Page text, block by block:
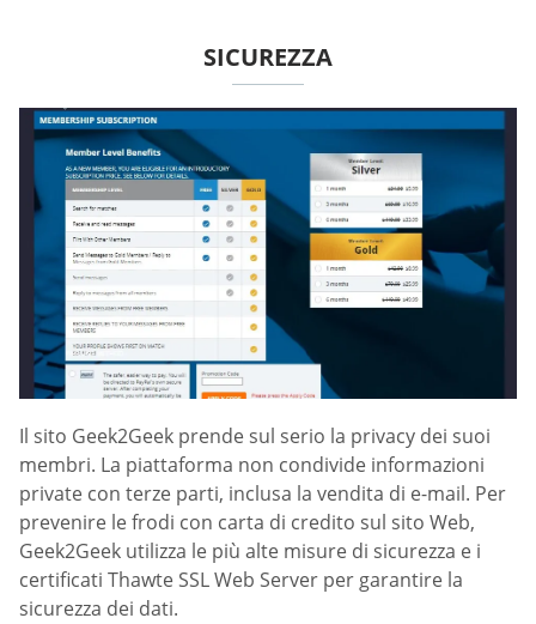
SICUREZZA
Il sito Geek2Geek prende sul serio la privacy dei suoi
membri. La piattaforma non condivide informazioni
private con terze parti, inclusa la vendita di e-mail. Per
prevenire le frodi con carta di credito sul sito Web,
Geek2Geek utilizza le più alte misure di sicurezza e i
certificati Thawte SSL Web Server per garantire la
sicurezza dei dati.